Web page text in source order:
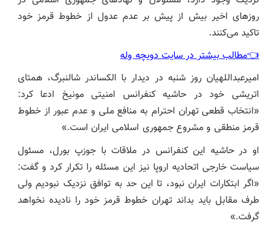
روزهای اخیر بیش از پیش بر عدم عدول از خطوط قرمز خود
تاکید می‌کنند.
👈مطالب بیشتر در سایت دویچه وله
امیرعبداللهیان روز شنبه در دیدار با الکساندر شالنبرگ، همتای
اتریشی خود در حاشیه کنفرانس امنیتی مونیخ ادعا کرد:
«انتخاب قطعی تهران احترام به منافع ملی و عدم عبور از خطوط
قرمز منطقی و مشروع جمهوری اسلامی ایران است.»
او در حاشیه این کنفرانس در ملاقات با جوزپ بورل، مسئول
سیاست خارجی اتحادیه اروپا نیز این مسئله را تکرار کرد و گفت:
«اگر ابتکارات ایران نبود، تا این حد به توافق نزدیک نبودیم ولی
طرف مقابل باید بداند تهران خطوط قرمز خود را نادیده نخواهد
گرفت.»